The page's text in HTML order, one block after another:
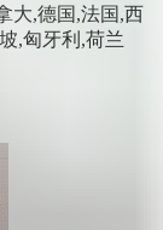
大,德国,法国,西
,匈牙利,荷兰